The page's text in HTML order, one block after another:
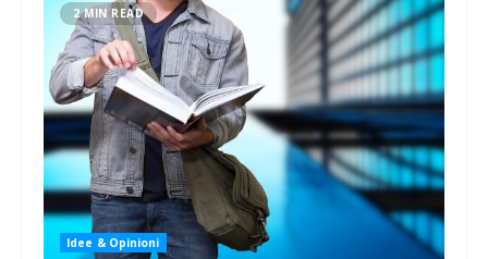
2 MIN READ
Idee & Opinioni